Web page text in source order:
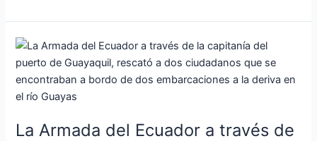
La Armada del Ecuador a través de
La
Armada
del
Ecuador
través